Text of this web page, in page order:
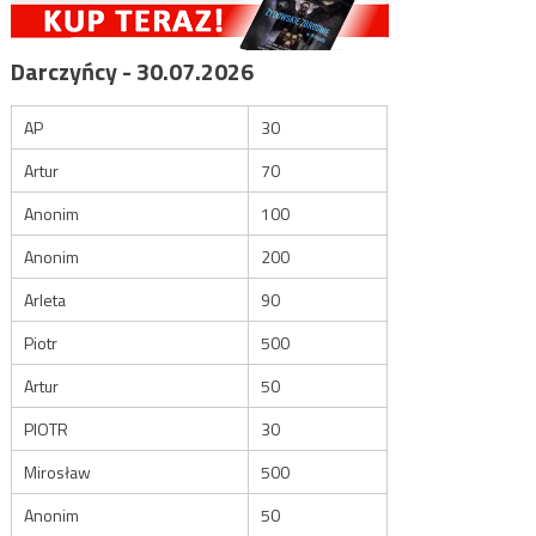
Darczyńcy - 30.07.2026
AP
30
Artur
70
Anonim
100
Anonim
200
Arleta
90
Piotr
500
Artur
50
PIOTR
30
Mirosław
500
Anonim
50